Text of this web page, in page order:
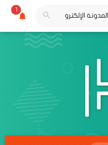
1